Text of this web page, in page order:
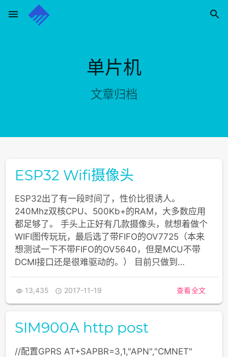
menu 
单片机
文章归档
ESP32 Wifi摄像头
ESP32出了有一段时间了，性价比很诱人。
240Mhz双核CPU、500Kb+的RAM，大多数应用
都足够了。 手头上正好有几款摄像头，就想着做个
WIFI图传玩玩，最后选了带FIFO的OV7725（本来
想测试一下不带FIFO的OV5640，但是MCU不带
DCMI接口还是很难驱动的。） 目前只做到…
 13,435  2017-11-19 查看全文
SIM900A http post
//配置GPRS AT+SAPBR=3,1,"APN","CMNET"
通过电子邮件订阅博客